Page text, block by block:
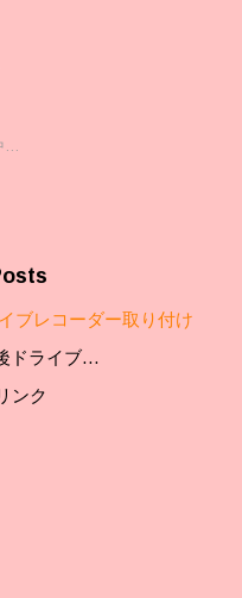
…
ブレコーダー取り付け
ドライブ…
ンク